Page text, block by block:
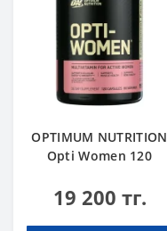
OPTIMUM NUTRITION
Opti Women 120
19 200 тг.